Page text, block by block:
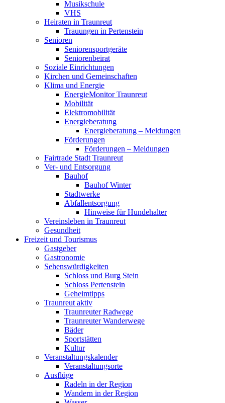
Musikschule
VHS
Heiraten in Traunreut
Trauungen in Pertenstein
Senioren
Seniorensportgeräte
Seniorenbeirat
Soziale Einrichtungen
Kirchen und Gemeinschaften
Klima und Energie
EnergieMonitor Traunreut
Mobilität
Elektromobilität
Energieberatung
Energieberatung – Meldungen
Förderungen
Förderungen – Meldungen
Fairtrade Stadt Traunreut
Ver- und Entsorgung
Bauhof
Bauhof Winter
Stadtwerke
Abfallentsorgung
Hinweise für Hundehalter
Vereinsleben in Traunreut
Gesundheit
Freizeit und Tourismus
Gastgeber
Gastronomie
Sehenswürdigkeiten
Schloss und Burg Stein
Schloss Pertenstein
Geheimtipps
Traunreut aktiv
Traunreuter Radwege
Traunreuter Wanderwege
Bäder
Sportstätten
Kultur
Veranstaltungskalender
Veranstaltungsorte
Ausflüge
Radeln in der Region
Wandern in der Region